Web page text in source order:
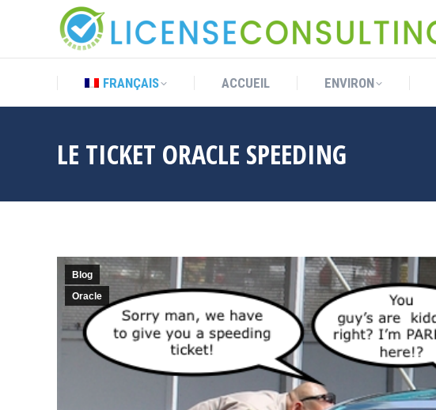
FRANÇAIS ACCUEIL ENVIRON
LE TICKET ORACLE SPEEDING
Blog
Oracle
FRANÇAIS ACCUEIL ENVIRON